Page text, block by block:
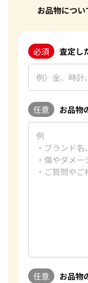
お品物につい
必須 査定し
任意 お品物
任意 お品物